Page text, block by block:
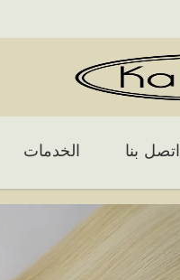
الخدمات اتصل بنا